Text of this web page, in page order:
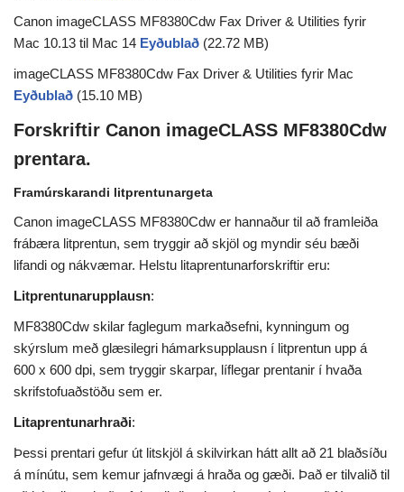
Canon imageCLASS MF8380Cdw Fax Driver & Utilities fyrir
Mac 10.13 til Mac 14 Eyðublað (22.72 MB)
imageCLASS MF8380Cdw Fax Driver & Utilities fyrir Mac
Eyðublað (15.10 MB)
Forskriftir Canon imageCLASS MF8380Cdw
prentara.
Framúrskarandi litprentunargeta
Canon imageCLASS MF8380Cdw er hannaður til að framleiða
frábæra litprentun, sem tryggir að skjöl og myndir séu bæði
lifandi og nákvæmar. Helstu litaprentunarforskriftir eru:
Litprentunarupplausn:
MF8380Cdw skilar faglegum markaðsefni, kynningum og
skýrslum með glæsilegri hámarksupplausn í litprentun upp á
600 x 600 dpi, sem tryggir skarpar, líflegar prentanir í hvaða
skrifstofuaðstöðu sem er.
Litaprentunarhraði:
Þessi prentari gefur út litskjöl á skilvirkan hátt allt að 21 blaðsíðu
á mínútu, sem kemur jafnvægi á hraða og gæði. Það er tilvalið til